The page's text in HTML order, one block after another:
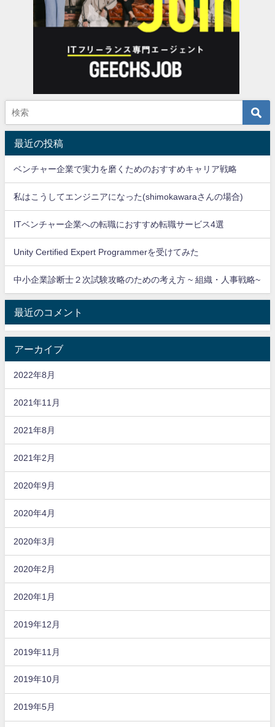
最近の投稿
ベンチャー企業で実力を磨くためのおすすめキャリア戦略
私はこうしてエンジニアになった(shimokawaraさんの場合)
ITベンチャー企業への転職におすすめ転職サービス4選
Unity Certified Expert Programmerを受けてみた
中小企業診断士２次試験攻略のための考え方 ~ 組織・人事戦略~
最近のコメント
アーカイブ
2022年8月
2021年11月
2021年8月
2021年2月
2020年9月
2020年4月
2020年3月
2020年2月
2020年1月
2019年12月
2019年11月
2019年10月
2019年5月